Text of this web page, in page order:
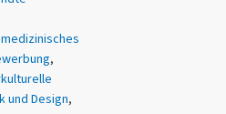
,
und Design,